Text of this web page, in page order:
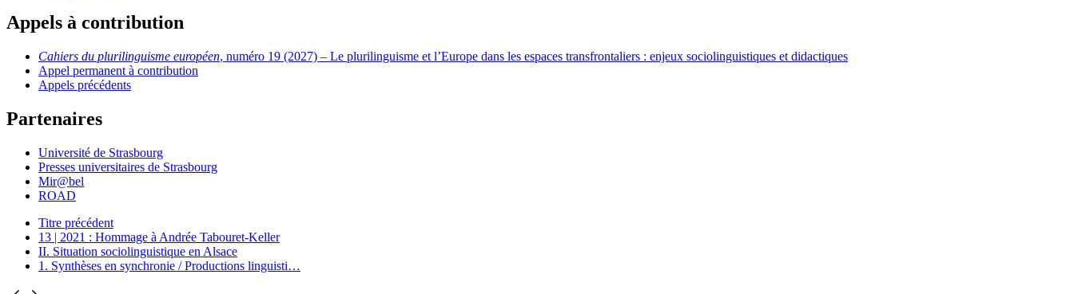
Appels à contribution
Cahiers du plurilinguisme européen, numéro 19 (2027) – Le plurilinguisme et l’Europe dans les espaces transfrontaliers : enjeux sociolinguistiques et didactiques
Appel permanent à contribution
Appels précédents
Partenaires
Université de Strasbourg
Presses universitaires de Strasbourg
Mir@bel
ROAD
Titre précédent
13 | 2021 : Hommage à Andrée Tabouret-Keller
II. Situation sociolinguistique en Alsace
1. Synthèses en synchronie / Productions linguisti…